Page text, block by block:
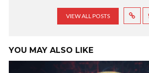
VIEW ALL POSTS
YOU MAY ALSO LIKE